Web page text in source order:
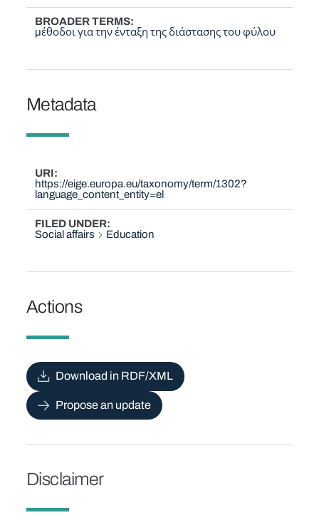
BROADER TERMS
μέθοδοι για την ένταξη της διάστασης του φύλου
Metadata
URI
https://eige.europa.eu/taxonomy/term/1302?
language_content_entity=el
FILED UNDER
Social affairs
Education
Actions
Download in RDF/XML
Propose an update
Disclaimer